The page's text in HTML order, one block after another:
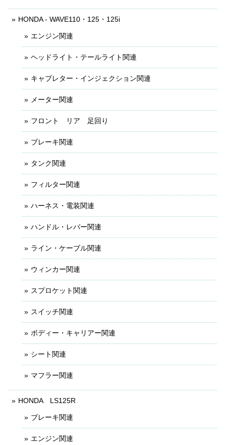
HONDA - WAVE110・125・125i
エンジン関連
ヘッドライト・テールライト関連
キャブレター・インジェクション関連
メーター関連
フロント リア 足回り
ブレーキ関連
タンク関連
フィルター関連
ハーネス・電装関連
ハンドル・レバー関連
ライン・ケーブル関連
ウィンカー関連
スプロケット関連
スイッチ関連
ボディー・キャリアー関連
シート関連
マフラー関連
HONDA LS125R
ブレーキ関連
エンジン関連